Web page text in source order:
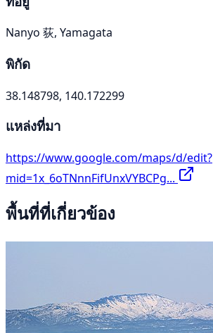
Nanyo 荻, Yamagata
พิกัด
38.148798, 140.172299
แหล่งที่มา
https://www.google.com/maps/d/edit?
mid=1x_6oTNnnFifUnxVYBCPg...
พื้นที่ที่เกี่ยวข้อง